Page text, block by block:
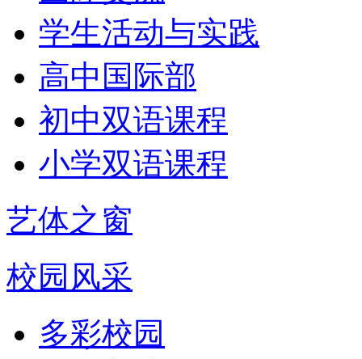
学生活动与实践
高中国际部
初中双语课程
小学双语课程
艺体之窗
校园风采
多彩校园